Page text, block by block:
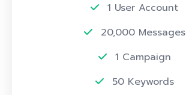
1 User Account
20,000 Messages
1 Campaign
50 Keywords